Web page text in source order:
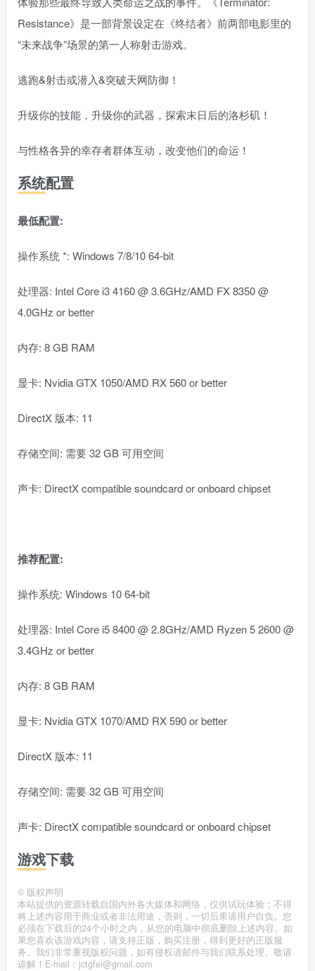
Resistance》是一部背景设定在《终结者》前两部电影里的
“未来战争”场景的第一人称射击游戏。
逃跑&射击或潜入&突破天网防御！
升级你的技能，升级你的武器，探索末日后的洛杉矶！
与性格各异的幸存者群体互动，改变他们的命运！
系统配置
最低配置:
操作系统 *: Windows 7/8/10 64-bit
处理器: Intel Core i3 4160 @ 3.6GHz/AMD FX 8350 @
4.0GHz or better
内存: 8 GB RAM
显卡: Nvidia GTX 1050/AMD RX 560 or better
DirectX 版本: 11
存储空间: 需要 32 GB 可用空间
声卡: DirectX compatible soundcard or onboard chipset
推荐配置:
操作系统: Windows 10 64-bit
处理器: Intel Core i5 8400 @ 2.8GHz/AMD Ryzen 5 2600 @
3.4GHz or better
内存: 8 GB RAM
显卡: Nvidia GTX 1070/AMD RX 590 or better
DirectX 版本: 11
存储空间: 需要 32 GB 可用空间
声卡: DirectX compatible soundcard or onboard chipset
游戏下载
© 版权声明
本站提供的资源转载自国内外各大媒体和网络，仅供试玩体验；不得
将上述内容用于商业或者非法用途，否则，一切后果请用户自负。您
必须在下载后的24个小时之内，从您的电脑中彻底删除上述内容。如
果您喜欢该游戏内容，请支持正版，购买注册，得到更好的正版服
务。我们非常重视版权问题，如有侵权请邮件与我们联系处理。敬请
谅解！E-mail：jctgfei@gmail.com